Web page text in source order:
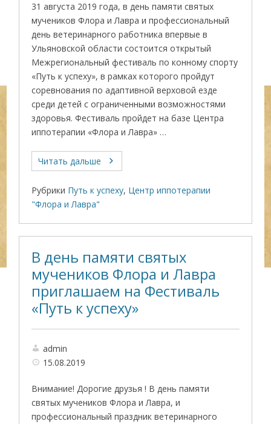
31 августа 2019 года, в день памяти святых
мучеников Флора и Лавра и профессиональный
день ветеринарного работника впервые в
Ульяновской области состоится открытый
Межрегиональный фестиваль по конному спорту
«Путь к успеху», в рамках которого пройдут
соревнования по адаптивной верховой езде
среди детей с ограниченными возможностями
здоровья. Фестиваль пройдет на базе Центра
иппотерапии «Флора и Лавра» …
Читать дальше
Рубрики Путь к успеху, Центр иппотерапии
"Флора и Лавра"
В день памяти святых
мучеников Флора и Лавра
приглашаем на Фестиваль
«Путь к успеху»
admin
15.08.2019
Внимание! Дорогие друзья ! В день памяти
святых мучеников Флора и Лавра, и
профессиональный праздник ветеринарного